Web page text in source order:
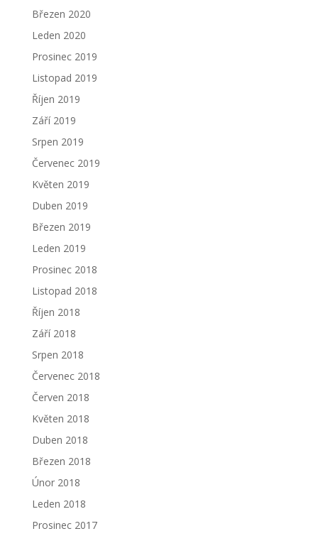
Březen 2020
Leden 2020
Prosinec 2019
Listopad 2019
Říjen 2019
Září 2019
Srpen 2019
Červenec 2019
Květen 2019
Duben 2019
Březen 2019
Leden 2019
Prosinec 2018
Listopad 2018
Říjen 2018
Září 2018
Srpen 2018
Červenec 2018
Červen 2018
Květen 2018
Duben 2018
Březen 2018
Únor 2018
Leden 2018
Prosinec 2017